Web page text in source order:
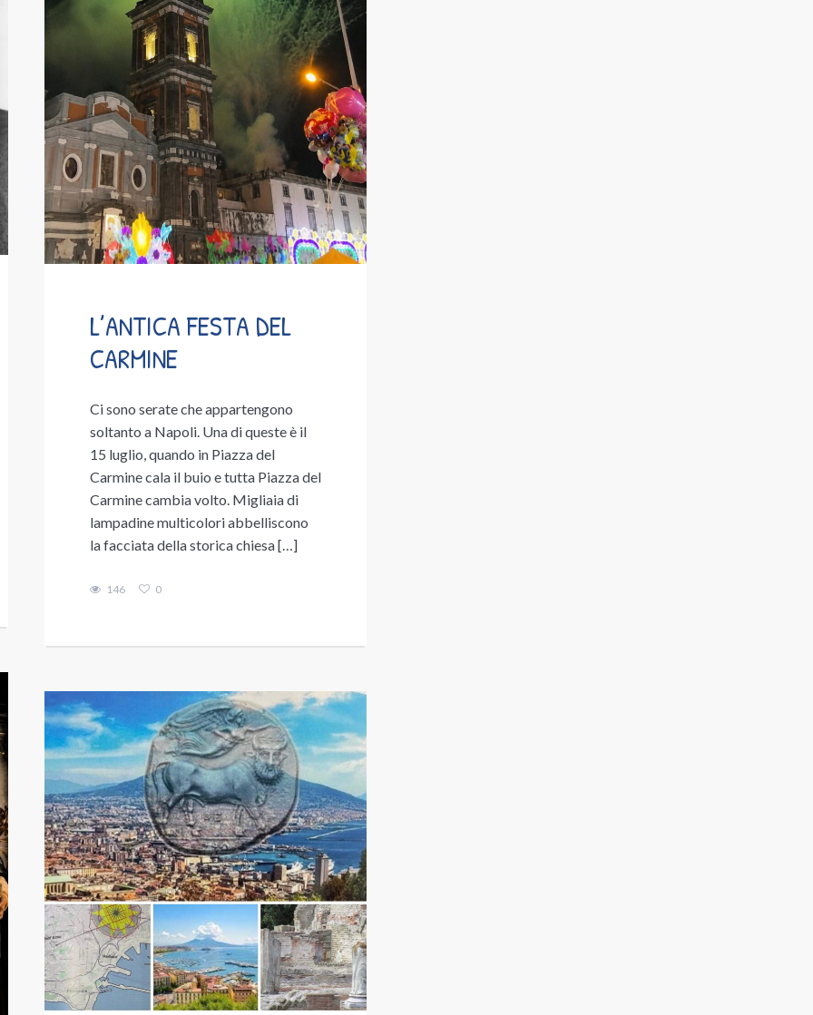
L’ANTICA FESTA DEL
CARMINE
Ci sono serate che appartengono
soltanto a Napoli. Una di queste è il
15 luglio, quando in Piazza del
Carmine cala il buio e tutta Piazza del
Carmine cambia volto. Migliaia di
lampadine multicolori abbelliscono
la facciata della storica chiesa […]
146 0